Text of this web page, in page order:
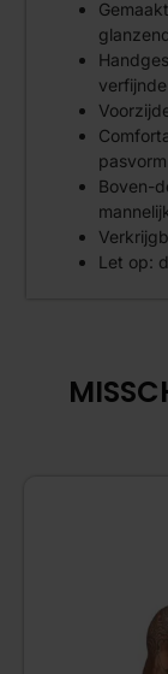
pasvorm
Boven-
Let op: